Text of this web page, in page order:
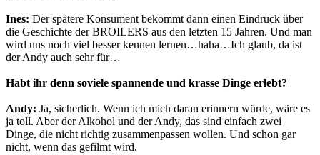
Ines: Der spätere Konsument bekommt dann einen Eindruck über
die Geschichte der BROILERS aus den letzten 15 Jahren. Und man
wird uns noch viel besser kennen lernen…haha…Ich glaub, da ist
der Andy auch sehr für…
Habt ihr denn soviele spannende und krasse Dinge erlebt?
Andy: Ja, sicherlich. Wenn ich mich daran erinnern würde, wäre es
ja toll. Aber der Alkohol und der Andy, das sind einfach zwei
Dinge, die nicht richtig zusammenpassen wollen. Und schon gar
nicht, wenn das gefilmt wird.